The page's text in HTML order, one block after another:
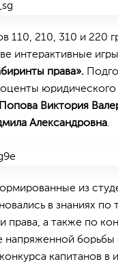
110, 210, 310 и 220
интерактивные игры
права».
юридического
Попова Виктория
Александровна.
из
в знаниях по
и права, а также по
напряженной борьбы
капитанов в